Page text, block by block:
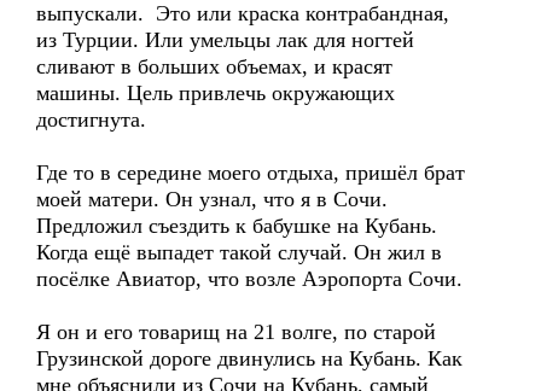
выпускали. Это или краска контрабандная,
из Турции. Или умельцы лак для ногтей
сливают в больших объемах, и красят
машины. Цель привлечь окружающих
достигнута.
Где то в середине моего отдыха, пришёл брат
моей матери. Он узнал, что я в Сочи.
Предложил съездить к бабушке на Кубань.
Когда ещё выпадет такой случай. Он жил в
посёлке Авиатор, что возле Аэропорта Сочи.
Я он и его товарищ на 21 волге, по старой
Грузинской дороге двинулись на Кубань. Как
мне объяснили из Сочи на Кубань, самый